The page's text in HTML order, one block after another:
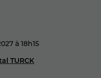
à 18h15
TURCK